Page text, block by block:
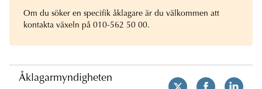
Om du söker en specifik åklagare är du välkommen att
kontakta växeln på 010-562 50 00.
Åklagarmyndigheten